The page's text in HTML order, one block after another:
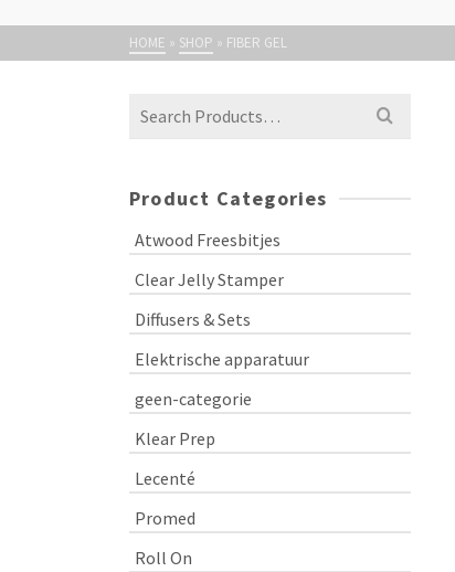
HOME » SHOP » FIBER GEL
Product Categories
Atwood Freesbitjes
Clear Jelly Stamper
Diffusers & Sets
Elektrische apparatuur
geen-categorie
Klear Prep
Lecenté
Promed
Roll On